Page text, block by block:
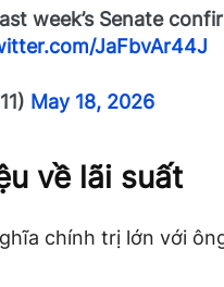
week’s Senate
JaFbvAr44J
May 18, 2026
về lãi suất
chính trị lớn với